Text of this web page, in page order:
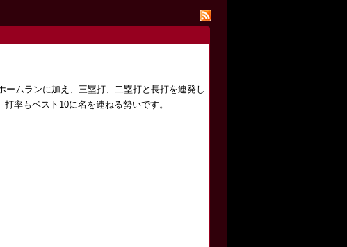
ムランに加え、三塁打、二塁打と長打を連発し
打率もベスト10に名を連ねる勢いです。